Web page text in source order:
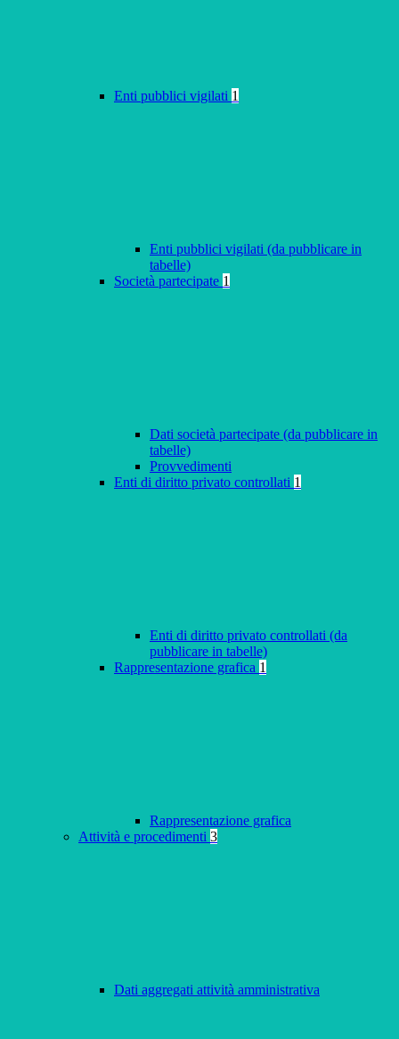
Enti pubblici vigilati 1
Enti pubblici vigilati (da pubblicare in
tabelle)
Società partecipate 1
Dati società partecipate (da pubblicare in
tabelle)
Provvedimenti
Enti di diritto privato controllati 1
Enti di diritto privato controllati (da
pubblicare in tabelle)
Rappresentazione grafica 1
Rappresentazione grafica
Attività e procedimenti 3
Dati aggregati attività amministrativa